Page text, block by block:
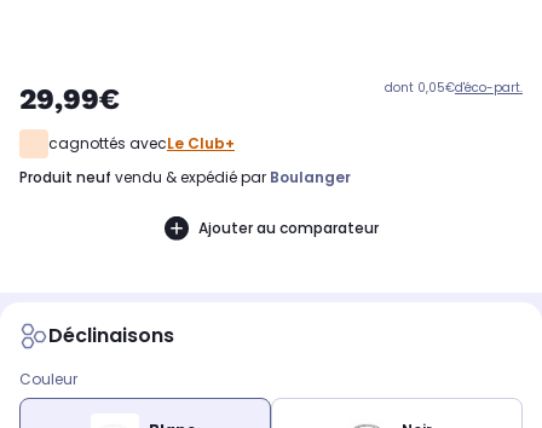
29,99€ dont 0,05€d'éco-part.
cagnottés avecLe Club+
produit neuf vendu & expédié par Boulanger
Ajouter au comparateur
Déclinaisons
Couleur